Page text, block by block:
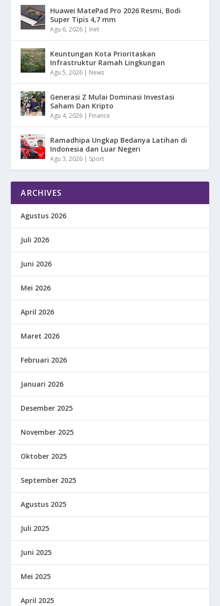
Huawei MatePad Pro 2026 Resmi, Bodi
Super Tipis 4,7 mm
Agu 6, 2026 | Inet
Keuntungan Kota Prioritaskan
Infrastruktur Ramah Lingkungan
Agu 5, 2026 | News
Generasi Z Mulai Dominasi Investasi
Saham Dan Kripto
Agu 4, 2026 | Finance
Ramadhipa Ungkap Bedanya Latihan di
Indonesia dan Luar Negeri
Agu 3, 2026 | Sport
ARCHIVES
Agustus 2026
Juli 2026
Juni 2026
Mei 2026
April 2026
Maret 2026
Februari 2026
Januari 2026
Desember 2025
November 2025
Oktober 2025
September 2025
Agustus 2025
Juli 2025
Juni 2025
Mei 2025
April 2025